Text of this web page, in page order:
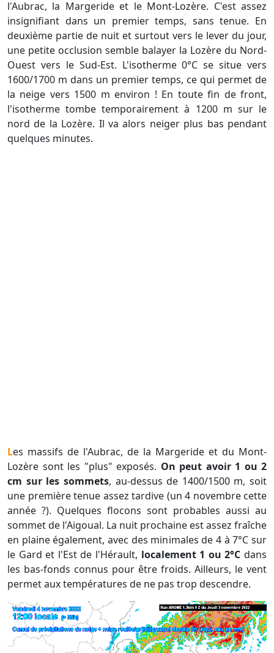
l'Aubrac, la Margeride et le Mont-Lozère. C'est assez
insignifiant dans un premier temps, sans tenue. En
deuxième partie de nuit et surtout vers le lever du jour,
une petite occlusion semble balayer la Lozère du Nord-
Ouest vers le Sud-Est. L'isotherme 0°C se situe vers
1600/1700 m dans un premier temps, ce qui permet de
la neige vers 1500 m environ ! En toute fin de front,
l'isotherme tombe temporairement à 1200 m sur le
nord de la Lozère. Il va alors neiger plus bas pendant
quelques minutes.
Les massifs de l'Aubrac, de la Margeride et du Mont-
Lozère sont les "plus" exposés. On peut avoir 1 ou 2
cm sur les sommets, au-dessus de 1400/1500 m, soit
une première tenue assez tardive (un 4 novembre cette
année ?). Quelques flocons sont probables aussi au
sommet de l'Aigoual. La nuit prochaine est assez fraîche
en plaine également, avec des minimales de 4 à 7°C sur
le Gard et l'Est de l'Hérault, localement 1 ou 2°C dans
les bas-fonds connus pour être froids. Ailleurs, le vent
permet aux températures de ne pas trop descendre.